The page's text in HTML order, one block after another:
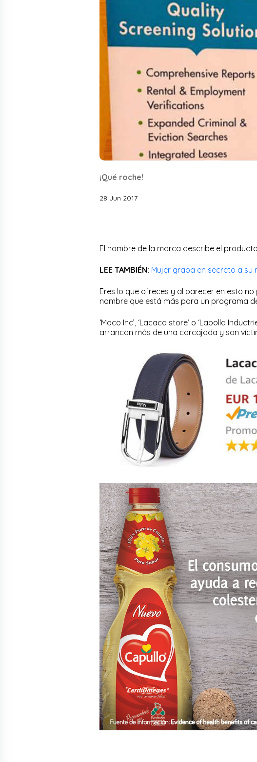
¡Qué roche!
28 Jun 2017
El nombre de la marca describe el
LEE TAMBIÉN: Mujer graba en secreto a su
Eres lo que ofreces y al parecer en esto
nombre que está más para un programa
‘Moco Inc’, ‘Lacaca store’ o ‘Lapolla
arrancan más de una carcajada y son